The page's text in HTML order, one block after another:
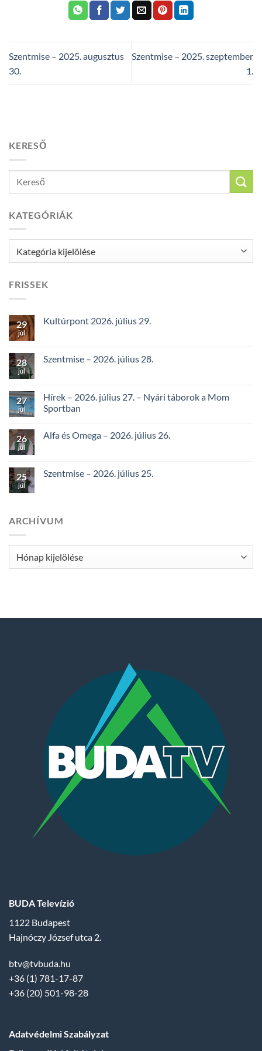
Szentmise – 2025. augusztus
30.
Szentmise – 2025. szeptember
1.
KERESŐ
KATEGÓRIÁK
FRISSEK
29
júl
Kultúrpont 2026. július 29.
28
júl
Szentmise – 2026. július 28.
27
júl
Hírek – 2026. július 27. – Nyári táborok a Mom
Sportban
26
júl
Alfa és Omega – 2026. július 26.
25
júl
Szentmise – 2026. július 25.
ARCHÍVUM
Archívum
BUDA Televízió
1122 Budapest
Hajnóczy József utca 2.
btv@tvbuda.hu
+36 (1) 781-17-87
+36 (20) 501-98-28
Adatvédelmi Szabályzat